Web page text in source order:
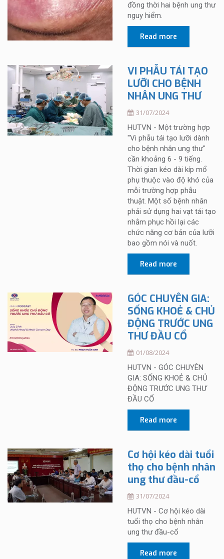
đồng thời hai bệnh ung thư
nguy hiểm.
Read more
VI PHẪU TÁI TẠO
LƯỠI CHO BỆNH
NHÂN UNG THƯ
31/07/2024
HUTVN - Một trường hợp
"Vi phẫu tái tạo lưỡi dành
cho bệnh nhân ung thư"
cần khoảng 6 - 9 tiếng.
Thời gian kéo dài kíp mổ
phụ thuộc vào độ khó của
mỗi trường hợp phẫu
thuật. Một số bệnh nhân
phải sử dụng hai vạt tái tạo
nhằm phục hồi lại các
chức năng cơ bản của lưỡi
bao gồm nói và nuốt.
Read more
GÓC CHUYÊN GIA:
SỐNG KHOẺ & CHỦ
ĐỘNG TRƯỚC UNG
THƯ ĐẦU CỔ
01/08/2024
HUTVN - GÓC CHUYÊN
GIA: SỐNG KHOẺ & CHỦ
ĐỘNG TRƯỚC UNG THƯ
ĐẦU CỔ
Read more
Cơ hội kéo dài tuổi
thọ cho bệnh nhân
ung thư đầu-cổ
31/07/2024
HUTVN - Cơ hội kéo dài
tuổi thọ cho bệnh nhân
ung thư đầu-cổ
Read more